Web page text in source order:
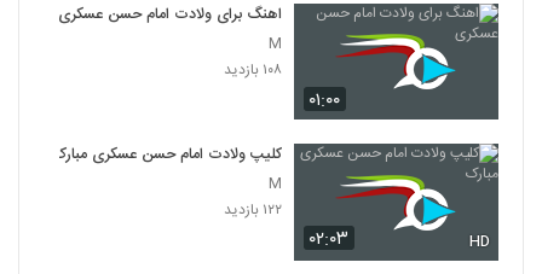
۰۱:۰۰
اهنگ برای ولادت امام حسن عسکری
M
۱۰۸ بازدید
۰۲:۰۳ HD
کلیپ ولادت امام حسن عسکری مبارک
M
۱۲۲ بازدید